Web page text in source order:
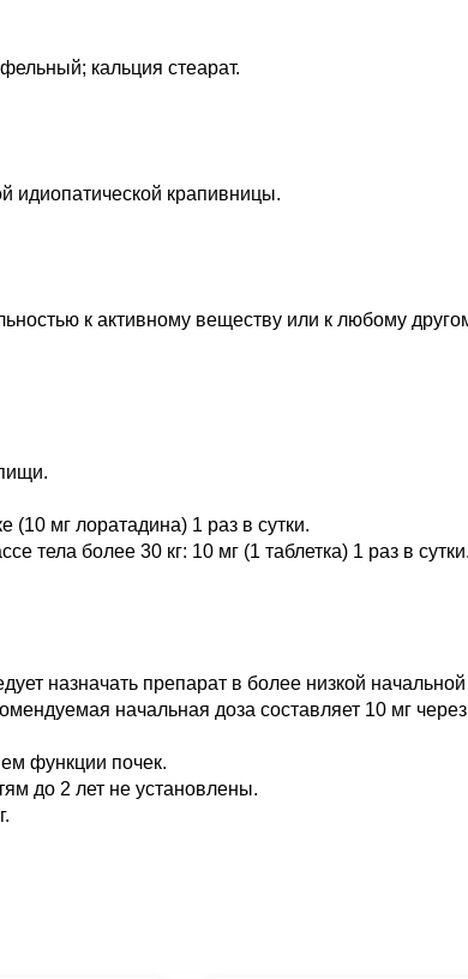
кальция стеарат.
идиопатической крапивницы.
к активному веществу или к любому
(10 мг лоратадина) 1 раз в сутки.
тела более 30 кг: 10 мг (1 таблетка) 1 раз в
назначать препарат в более низкой
начальная доза составляет 10 мг
функции почек.
до 2 лет не установлены.